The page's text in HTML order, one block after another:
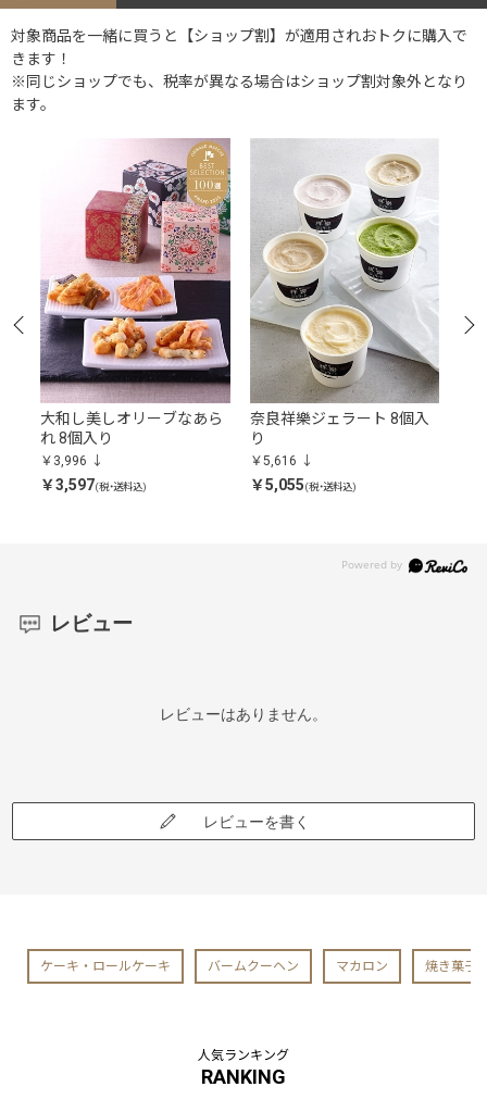
対象商品を一緒に買うと【ショップ割】が適用されおトクに購入で
きます！
※同じショップでも、税率が異なる場合はショップ割対象外となり
ます。
大和し美しオリーブなあら
れ 8個入り
￥3,996
￥3,597(税・送料込)
奈良祥樂ジェラート 8個入
り
￥5,616
￥5,055(税・送料込)
レビュー
レビューはありません。
レビューを書く
ケーキ・ロールケーキ バームクーヘン マカロン 焼き菓子
人気ランキング
RANKING